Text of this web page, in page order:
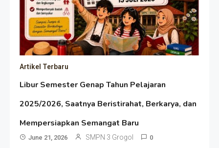
Artikel Terbaru
Libur Semester Genap Tahun Pelajaran
2025/2026, Saatnya Beristirahat, Berkarya, dan
Mempersiapkan Semangat Baru
June 21, 2026 SMPN 3 Grogol 0